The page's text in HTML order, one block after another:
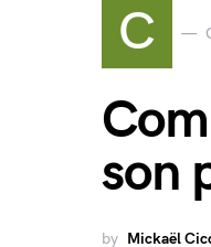
C
son
by Mickaël